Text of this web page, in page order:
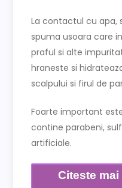
La contactul cu apa,
spuma usoara care
praful si alte
hraneste si
scalpului si firul de
Foarte important
contine parabeni,
artificiale.
Citeste